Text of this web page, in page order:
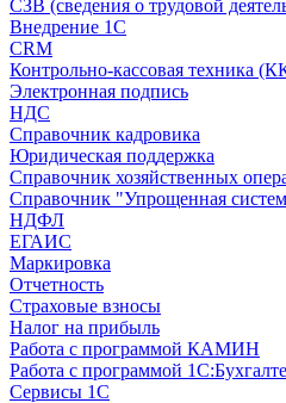
СЗВ (сведения о трудовой
Внедрение 1С
CRM
Контрольно-кассовая техника
Электронная подпись
НДС
Справочник кадровика
Юридическая поддержка
Справочник хозяйственных
Справочник "Упрощенная
НДФЛ
ЕГАИС
Маркировка
Отчетность
Страховые взносы
Налог на прибыль
Работа с программой КАМИН
Работа с программой
Сервисы 1С